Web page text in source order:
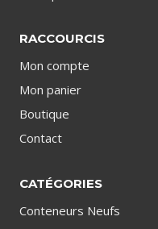
RACCOURCIS
Mon compte
Mon panier
Boutique
Contact
CATÉGORIES
Conteneurs Neufs